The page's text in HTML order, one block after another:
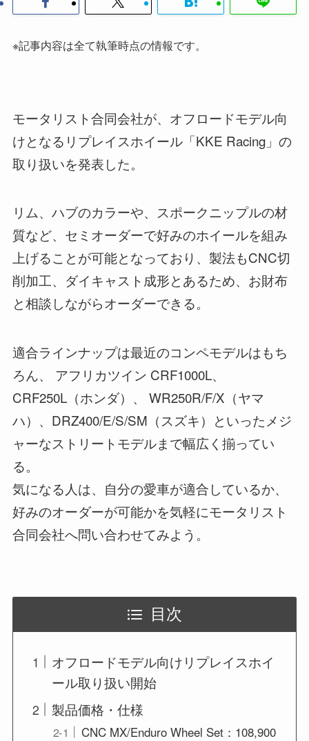
※記事内容は全て執筆時点の情報です。
モータリスト合同会社が、オフロードモデル向
けとなるリプレイスホイール「KKE Racing」の
取り扱いを発表した。
リム、ハブのカラーや、スポークニップルの材
質など、セミオーダーで好みのホイールを組み
上げることが可能となっており、製法もCNC切
削加工、ダイキャスト成形とあるため、お財布
と相談しながらオーダーできる。
適合ラインナップは最近のコンペモデルはもち
ろん、 アフリカツイン CRF1000L、
CRF250L（ホンダ）、 WR250R/F/X（ヤマ
ハ）、DRZ400/E/S/SM（スズキ）といったメジ
ャーなストリートモデルまで幅広く揃ってい
る。
気になる人は、自分の愛車が適合しているか、
好みのオーダーが可能かを気軽にモータリスト
合同会社へ問い合わせてみよう。
目次
オフロードモデル向けリプレイスホイ
ール取り扱い開始
製品価格・仕様
CNC MX/Enduro Wheel Set：108,900